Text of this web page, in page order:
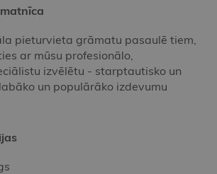
pieturvieta grāmatu pasaulē tiem,
ar mūsu profesionālo,
izvēlētu - starptautisko un
un populārāko izdevumu